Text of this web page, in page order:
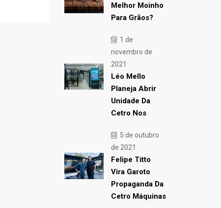
Melhor Moinho
Para Grãos?
1 de
novembro de
2021
Léo Mello
Planeja Abrir
Unidade Da
Cetro Nos
5 de outubro
de 2021
Felipe Titto
Vira Garoto
Propaganda Da
Cetro Máquinas